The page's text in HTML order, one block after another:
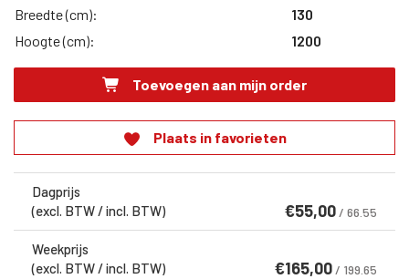
Breedte (cm):
130
Hoogte (cm):
1200
Toevoegen aan mijn order
Plaats in favorieten
Dagprijs
(excl. BTW / incl. BTW)
€55,00 / 66.55
Weekprijs
(excl. BTW / incl. BTW)
€165,00 / 199.65